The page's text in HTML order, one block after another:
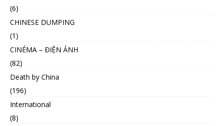
(6)
CHINESE DUMPING
(1)
CINÉMA – ĐIỆN ẢNH
(82)
Death by China
(196)
International
(8)